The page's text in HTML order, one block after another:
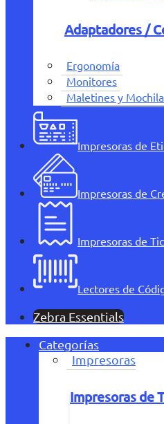
Adaptadores /
Ergonomía
Monitores
Maletines y
Impresoras de
Impresoras de
Impresoras de
Lectores de
Zebra Essentials
Categorías
Impresoras
Impresoras de